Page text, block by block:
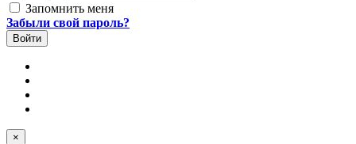
Запомнить меня
Забыли свой пароль?
×